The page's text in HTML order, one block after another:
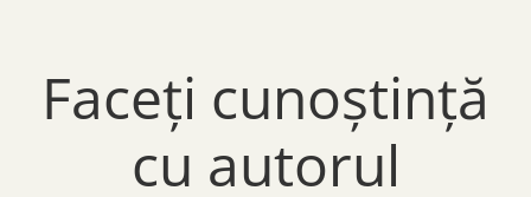
Faceți cunoștință
cu autorul